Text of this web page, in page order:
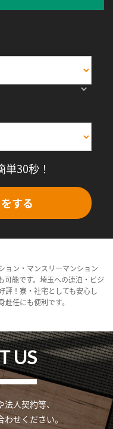
30秒！
する
ョン・マンスリーマンション
可能です。埼玉への連泊・ビジ
評！寮・社宅としても安心し
任にも便利です。
US
人契約等、
せください。